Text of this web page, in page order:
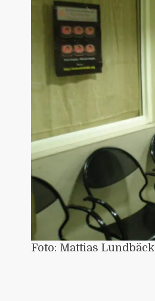
Foto: Mattias Lundbäck